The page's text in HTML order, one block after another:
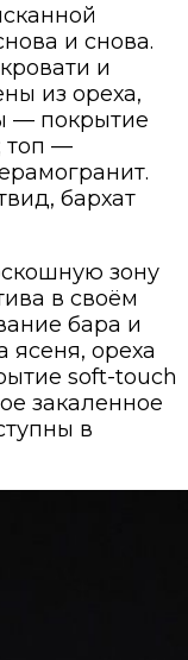
и снова.
и
из ореха,
— покрытие
топ —
бархат
зону
в своём
бара и
ясеня, ореха
soft-touch
закаленное
в